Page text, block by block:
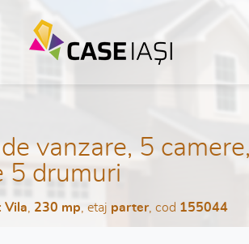
vanzare, 5
5 drumuri
Vila 230 mp , etaj parter, cod 155044